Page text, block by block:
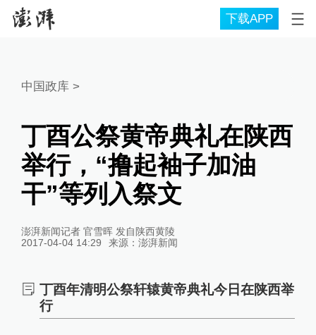
下载APP
中国政库 >
丁酉公祭黄帝典礼在陕西
举行，“撸起袖子加油
干”等列入祭文
澎湃新闻记者 官雪晖 发自陕西黄陵
2017-04-04 14:29
来源： 澎湃新闻
丁酉年清明公祭轩辕黄帝典礼今日在陕西举
行